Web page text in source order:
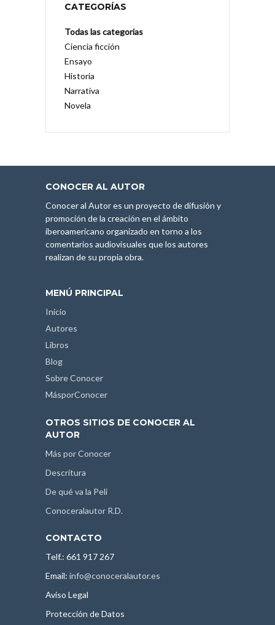
CATEGORÍAS
Todas las categorias
Ciencia ficción
Ensayo
Historia
Narrativa
Novela
CONOCER AL AUTOR
Conocer al Autor es un proyecto de difusión y
promoción de la creación en el ámbito
iberoamericano organizado en torno a los
comentarios audiovisuales que los autores
realizan de su propia obra.
MENÚ PRINCIPAL
Inicio
Autores
Libros
Blog
Sobre Conocer
MásporConocer
OTROS SITIOS DE CONOCER AL
AUTOR
Más por Conocer
Descritura
De qué va la Peli
Conoceralautor R.D.
CONTACTO
Telf.: 661 917 267
Email: info@conoceralautor.es
Aviso Legal
Protección de Datos